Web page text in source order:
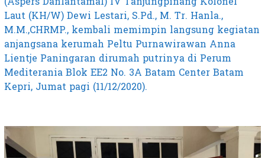
Laut (KH/W) Dewi Lestari, S.Pd., M. Tr. Hanla.,
M.M.,CHRMP., kembali memimpin langsung kegiatan
anjangsana kerumah Peltu Purnawirawan Anna
Lientje Paningaran dirumah putrinya di Perum
Mediterania Blok EE2 No. 3A Batam Center Batam
Kepri, Jumat pagi (11/12/2020).